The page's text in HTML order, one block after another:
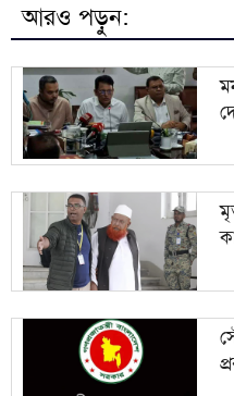
৯ মৃত্যুদণ্ডের রায়ের
১০ এসএসসি ও সমমান
আরও পড়ুন: